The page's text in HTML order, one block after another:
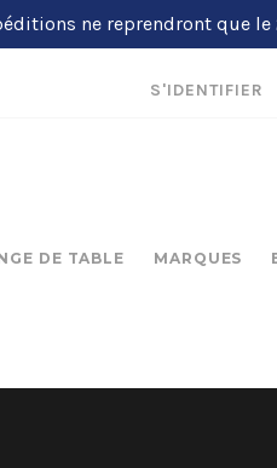
ne reprendront que le
S'IDENTIFIER
DE TABLE MARQUES